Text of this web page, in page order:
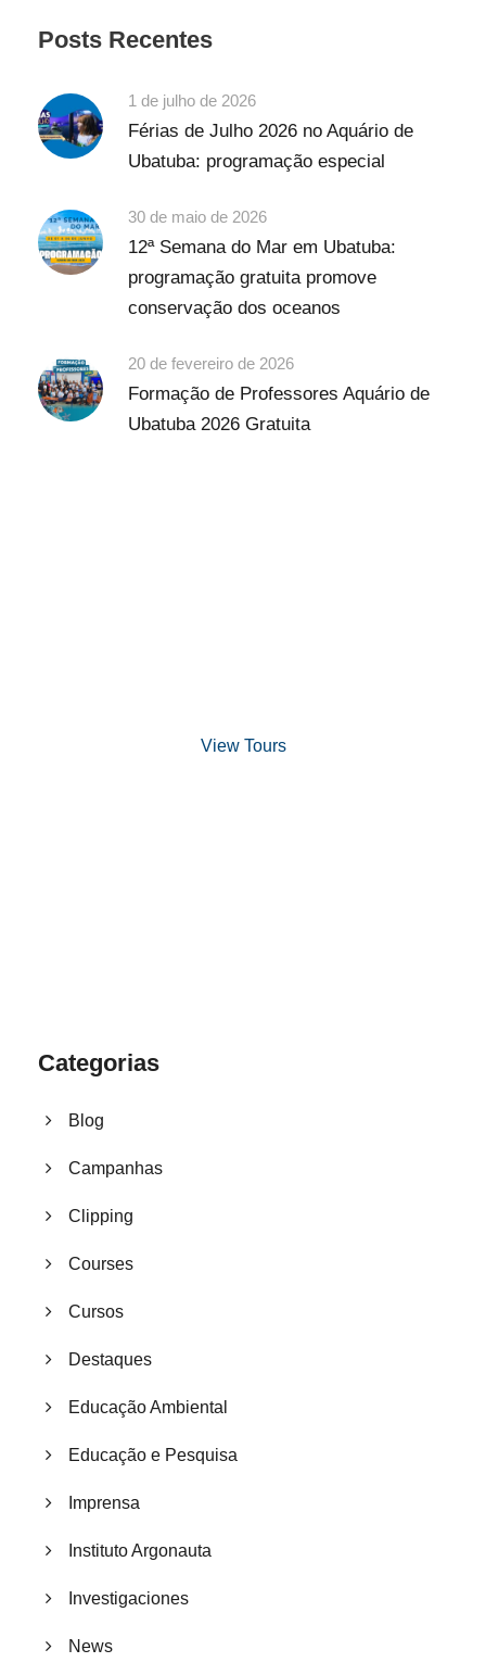
Posts Recentes
1 de julho de 2026
Férias de Julho 2026 no Aquário de
Ubatuba: programação especial
30 de maio de 2026
12ª Semana do Mar em Ubatuba:
programação gratuita promove
conservação dos oceanos
20 de fevereiro de 2026
Formação de Professores Aquário de
Ubatuba 2026 Gratuita
View Tours
Categorias
Blog
Campanhas
Clipping
Courses
Cursos
Destaques
Educação Ambiental
Educação e Pesquisa
Imprensa
Instituto Argonauta
Investigaciones
News